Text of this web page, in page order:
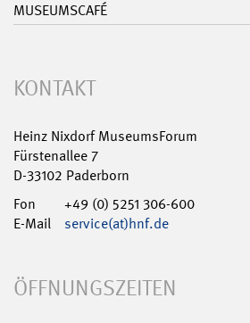
MUSEUMSCAFÉ
KONTAKT
Heinz Nixdorf MuseumsForum
Fürstenallee 7
D-33102 Paderborn
Fon
+49 (0) 5251 306-600
E-Mail
service(at)hnf.de
ÖFFNUNGSZEITEN